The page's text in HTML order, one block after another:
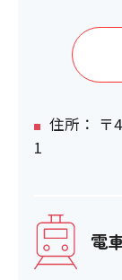
住所： 〒
1
電